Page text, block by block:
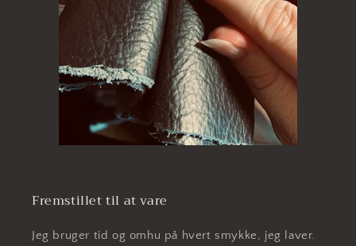
Fremstillet til at vare
Jeg bruger tid og omhu på hvert smykke, jeg laver.